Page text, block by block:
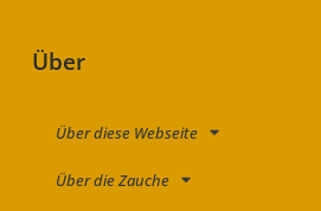
Über
Über diese Webseite
Über die Zauche